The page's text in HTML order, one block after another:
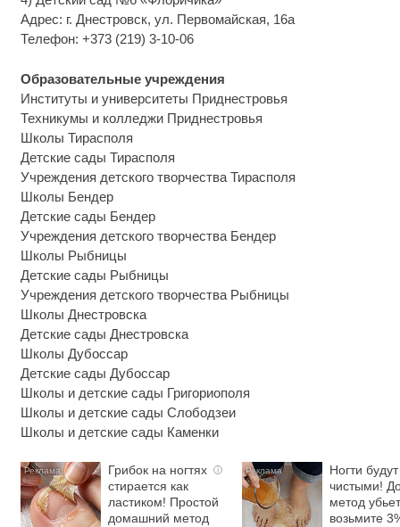
Адрес: г. Днестровск, ул. Первомайская, 16а
Телефон: +373 (219) 3-10-06
Образовательные учреждения
Институты и университеты Приднестровья
Техникумы и колледжи Приднестровья
Школы Тирасполя
Детские сады Тирасполя
Учреждения детского творчества Тирасполя
Школы Бендер
Детские сады Бендер
Учреждения детского творчества Бендер
Школы Рыбницы
Детские сады Рыбницы
Учреждения детского творчества Рыбницы
Школы Днестровска
Детские сады Днестровска
Школы Дубоссар
Детские сады Дубоссар
Школы и детские сады Григориополя
Школы и детские сады Слободзеи
Школы и детские сады Каменки
i
Грибок на ногтях
стирается как
ластиком! Простой
домашний метод
Ногти будут
чистыми!
метод
возьмите